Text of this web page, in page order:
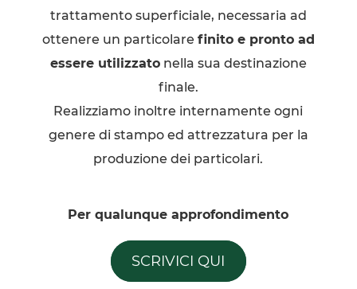
trattamento superficiale, necessaria ad
ottenere un particolare finito e pronto ad
essere utilizzatonella sua destinazione
finale.
Realizziamo inoltre internamente ogni
genere di stampo ed attrezzatura per la
produzione dei particolari.
Per qualunque approfondimento
SCRIVICI QUI